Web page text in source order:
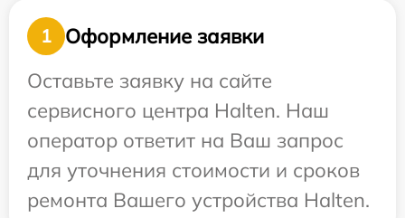
1
Оформление заявки
Оставьте заявку на сайте
сервисного центра Halten. Наш
оператор ответит на Ваш запрос
для уточнения стоимости и сроков
ремонта Вашего устройства Halten.